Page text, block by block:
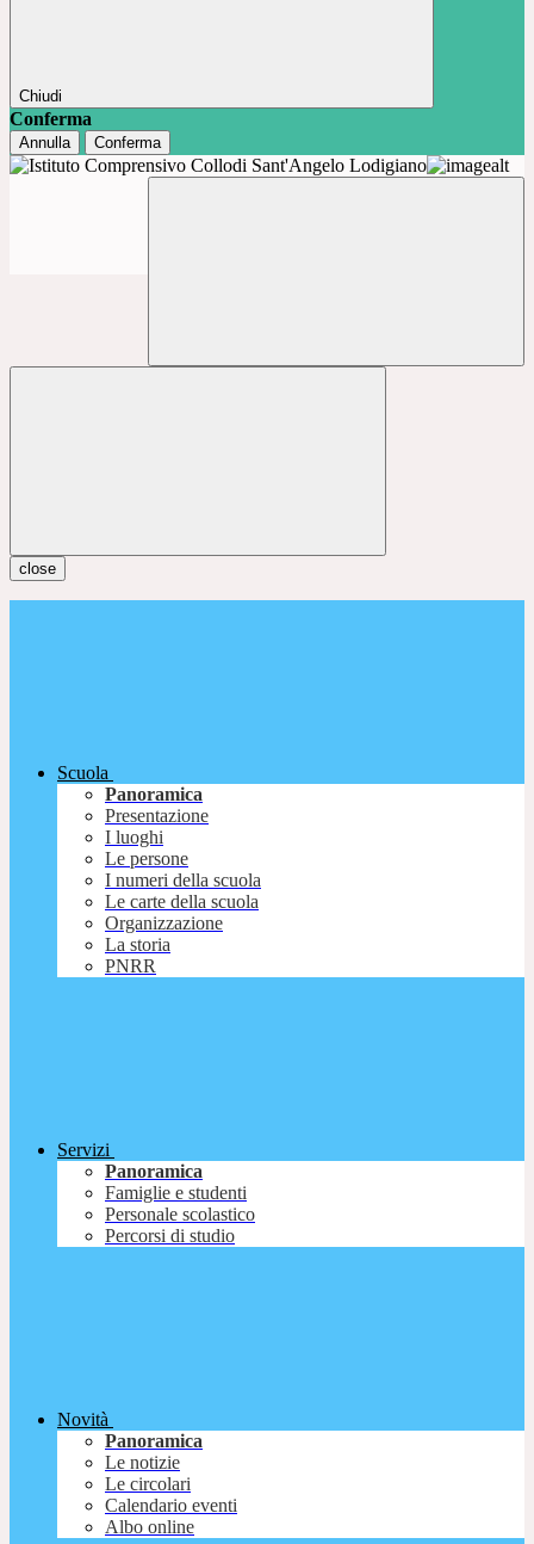
Chiudi
Conferma
Annulla Conferma
close
Scuola
Panoramica
Presentazione
I luoghi
Le persone
I numeri della scuola
Le carte della scuola
Organizzazione
La storia
PNRR
Servizi
Panoramica
Famiglie e studenti
Personale scolastico
Percorsi di studio
Novità
Panoramica
Le notizie
Le circolari
Calendario eventi
Albo online